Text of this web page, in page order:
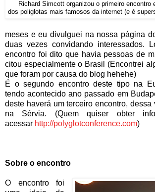
Richard Simcott organizou o primeiro encontro
dos poliglotas mais famosos da internet (e é
meses e eu divulguei na nossa página
duas vezes convidando interessados.
encontro foi dito que havia pessoas de
citou especialmente o Brasil (Encontrei
que foram por causa do blog hehehe)
É o segundo encontro deste tipo na
tendo acontecido ano passado em
deste haverá um terceiro encontro, dessa
na Sérvia. (Quem quiser obter
acessar http://polyglotconference.com)
Sobre o encontro
O encontro foi